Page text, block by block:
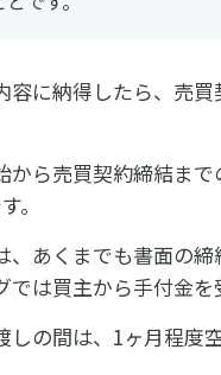
容に納得したら、売買
から売買契約締結まで
。
、あくまでも書面の締
では買主から手付金を
しの間は、1ヶ月程度